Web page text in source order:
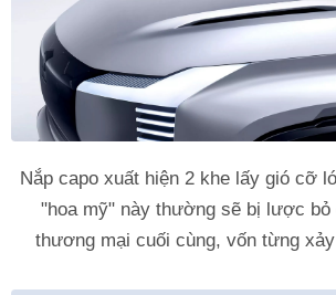
Nắp capo xuất hiện 2 khe lấy gió cỡ
"hoa mỹ" này thường sẽ bị lược bỏ
thương mại cuối cùng, vốn từng